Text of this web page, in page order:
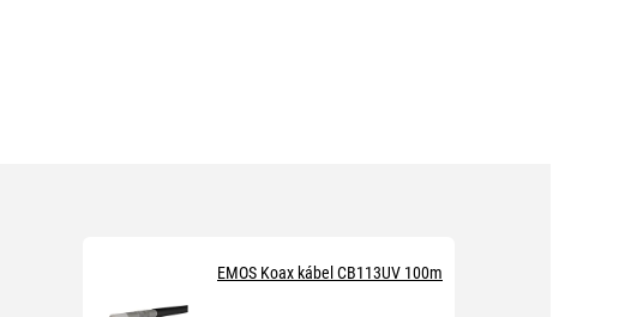
EMOS Koax kábel CB113UV 100m